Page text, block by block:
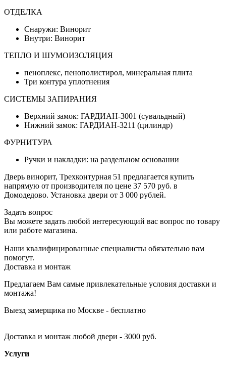
ОТДЕЛКА
Снаружи: Винорит
Внутри: Винорит
ТЕПЛО И ШУМОИЗОЛЯЦИЯ
пеноплекс, пенополистирол, минеральная плита
Три контура уплотнения
СИСТЕМЫ ЗАПИРАНИЯ
Верхний замок: ГАРДИАН-3001 (сувальдный)
Нижний замок: ГАРДИАН-3211 (цилиндр)
ФУРНИТУРА
Ручки и накладки: на раздельном основании
Дверь винорит, Трехконтурная 51 предлагается купить
напрямую от производителя по цене 37 570 руб. в
Домодедово. Установка двери от 3 000 рублей.
Задать вопрос
Вы можете задать любой интересующий вас вопрос по товару
или работе магазина.
Наши квалифицированные специалисты обязательно вам
помогут.
Доставка и монтаж
Предлагаем Вам самые привлекательные условия доставки и
монтажа!
Выезд замерщика по Москве - бесплатно
Доставка и монтаж любой двери - 3000 руб.
Услуги